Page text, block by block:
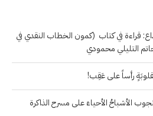
قراءة في كتاب (كمون الخطاب النقدي في
التليلي محمودي
رأساً على عَقِب!
الأشباحُ الأحياءَ على مسرح الذاكرة